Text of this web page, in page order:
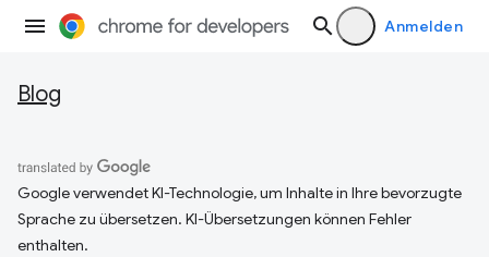
Anmelden
Blog
Google verwendet KI-Technologie, um Inhalte in Ihre bevorzugte
Sprache zu übersetzen. KI-Übersetzungen können Fehler
enthalten.